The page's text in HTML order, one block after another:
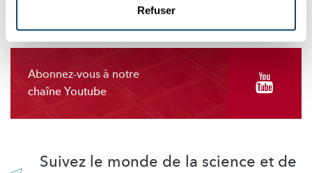
Refuser
Abonnez-vous à notre
chaîne Youtube
Suivez le monde de la science et de